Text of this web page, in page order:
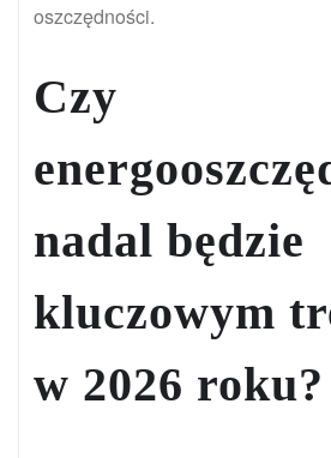
oszczędności.
Czy
nadal będzie
kluczowym
w 2026 roku?